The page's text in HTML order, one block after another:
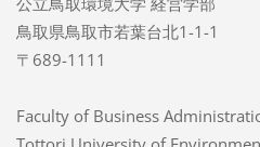
鳥取県鳥取市若葉台北1-1-1
〒689-1111
Faculty of Business